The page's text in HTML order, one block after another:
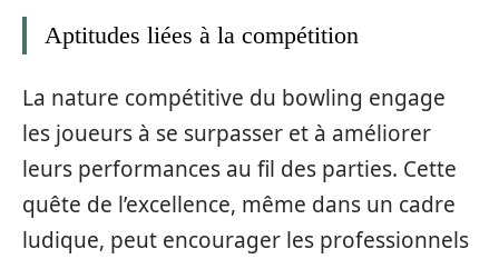
Aptitudes liées à la compétition
La nature compétitive du bowling engage
les joueurs à se surpasser et à améliorer
leurs performances au fil des parties. Cette
quête de l’excellence, même dans un cadre
ludique, peut encourager les professionnels